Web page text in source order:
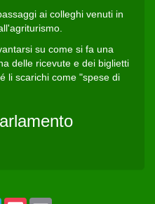
ai colleghi venuti in
su come si fa una
delle ricevute e dei biglietti
li scarichi come "spese di